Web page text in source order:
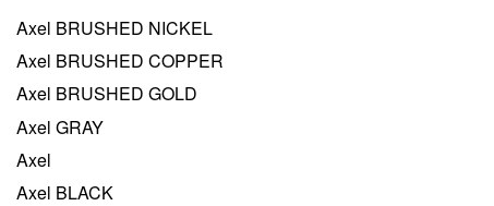
Axel BRUSHED NICKEL
Axel BRUSHED COPPER
Axel BRUSHED GOLD
Axel GRAY
Axel
Axel BLACK